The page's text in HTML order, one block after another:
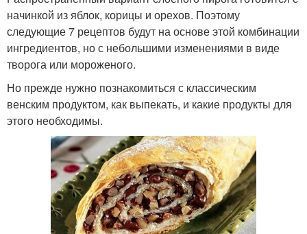
начинкой из яблок, корицы и орехов. Поэтому
следующие 7 рецептов будут на основе этой комбинации
ингредиентов, но с небольшими изменениями в виде
творога или мороженого.
Но прежде нужно познакомиться с классическим
венским продуктом, как выпекать, и какие продукты для
этого необходимы.